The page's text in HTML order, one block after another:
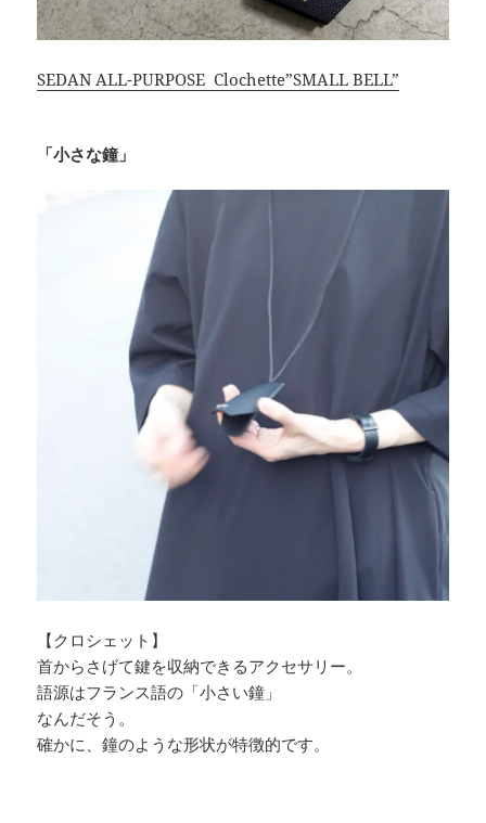
SEDAN ALL-PURPOSE Clochette”SMALL BELL”
「小さな鐘」
【クロシェット】
首からさげて鍵を収納できるアクセサリー。
語源はフランス語の「小さい鐘」
なんだそう。
確かに、鐘のような形状が特徴的です。